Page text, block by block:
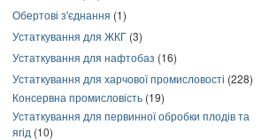
Обертові з'єднання (1)
Устаткування для ЖКГ (3)
Устаткування для нафтобаз (16)
Устаткування для харчової промисловості (228)
Консервна промисловість (19)
Устаткування для первинної обробки плодів та
ягід (10)